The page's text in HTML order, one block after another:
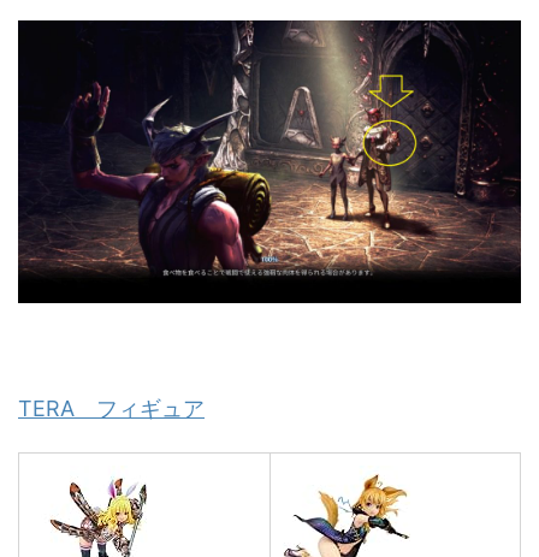
TERA フィギュア